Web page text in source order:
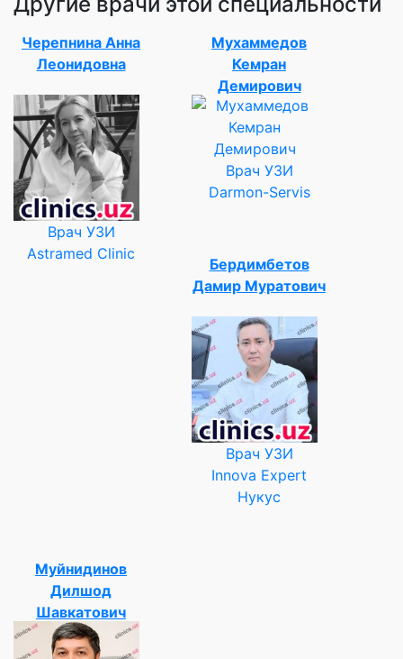
Черепнина Анна
Леонидовна
Врач УЗИ
Astramed Clinic
Мухаммедов
Кемран
Демирович
Врач УЗИ
Darmon-Servis
Бердимбетов
Дамир Муратович
Врач УЗИ
Innova Expert
Нукус
Муйнидинов
Дилшод
Шавкатович